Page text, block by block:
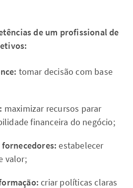
de um profissional de
tomar decisão com base
maximizar recursos parar
financeira do negócio;
fornecedores:estabelecer
valor;
criar políticas claras